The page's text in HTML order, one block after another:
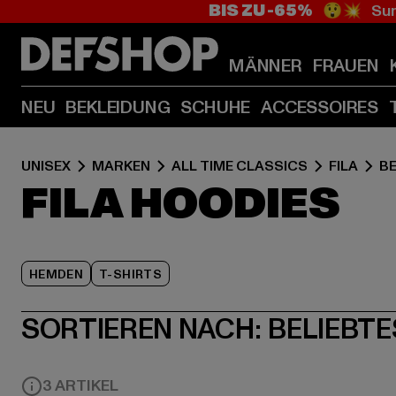
BIS ZU -65% 😲💥
MÄNNER FRAUEN
NEU BEKLEIDUNG SCHUHE ACCESSOIRES
UNISEX MARKEN ALL TIME CLASSICS FILA
FILA HOODIES
HEMDEN T-SHIRTS
SORTIEREN NACH:
3 ARTIKEL